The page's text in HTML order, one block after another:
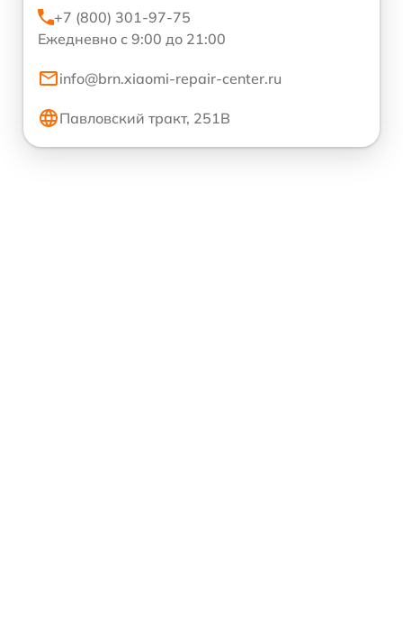
+7 (800) 301-97-75
Ежедневно с 9:00 до 21:00
info@brn.xiaomi-repair-center.ru
Павловский тракт, 251В